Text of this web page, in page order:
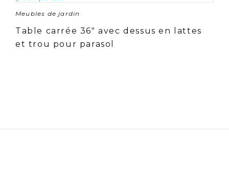
Meubles de jardin
Table carrée 36″ avec dessus en lattes
et trou pour parasol